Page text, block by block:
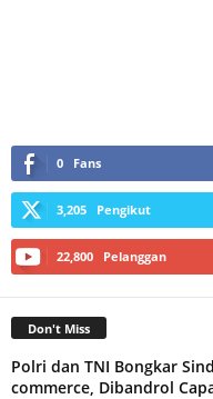
0 Fans
3,205 Pengikut
22,800 Pelanggan
Don't Miss
Polri dan TNI Bongkar
commerce, Dibandrol